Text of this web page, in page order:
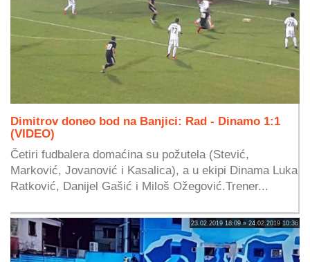
Dimitrov doneo bod na Banjici: Rad - Dinamo 1:1
(VIDEO)
Četiri fudbalera domaćina su požutela (Stević,
Marković, Jovanović i Kasalica), a u ekipi Dinama Luka
Ratković, Danijel Gašić i Miloš Ožegović.Trener...
23.02.2019 18:09 » 24.02.2019 10:36